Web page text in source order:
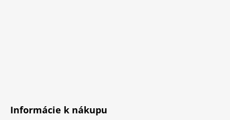
Informácie k nákupu